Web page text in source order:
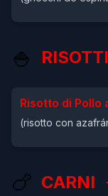
🍚 RISOTTI
Risotto di
(risotto con
🍗 CARNI